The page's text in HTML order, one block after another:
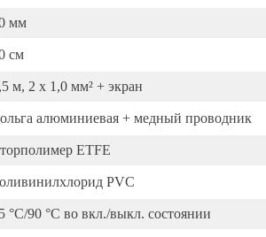
мм
см
м, 2 x 1,0 мм² + экран
алюминиевая + медный проводник
ETFE
PVC
°C/90 °C во вкл./выкл. состоянии